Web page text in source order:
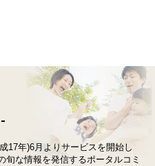
17年)6月よりサービスを開始し
旬な情報を発信するポータルコミ